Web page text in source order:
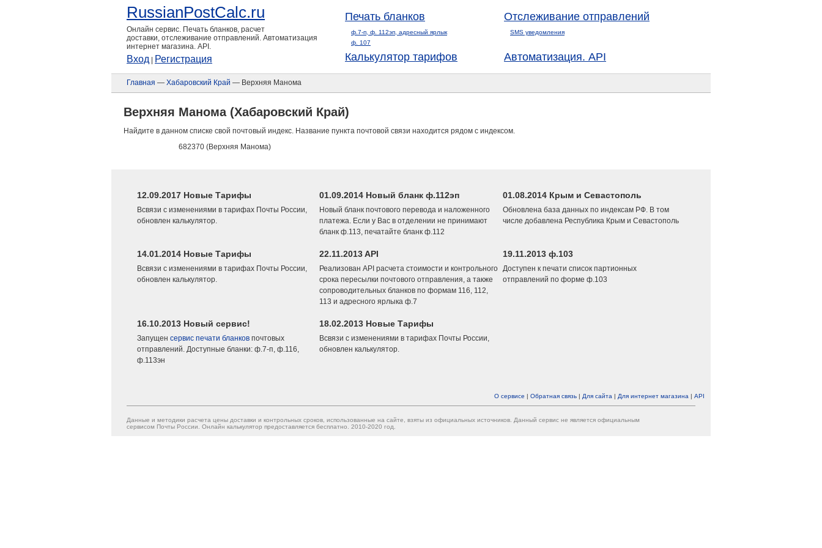
RussianPostCalc.ru
Онлайн сервис. Печать бланков, расчет
доставки, отслеживание отправлений. Автоматизация
интернет магазина. API.
Вход Регистрация
Печать бланков
ф.7-п, ф. 112эп, адресный ярлык
ф. 107
Отслеживание отправлений
SMS уведомления
Калькулятор тарифов Автоматизация. API
Главная — Хабаровский Край — Верхняя Манома
Верхняя Манома (Хабаровский Край)
Найдите в данном списке свой почтовый индекс. Название пункта почтовой связи находится рядом с индексом.
682370 (Верхняя Манома)
12.09.2017 Новые Тарифы
Всвязи с изменениями в тарифах Почты России,
обновлен калькулятор.
01.09.2014 Новый бланк ф.112эп
Новый бланк почтового перевода и наложенного
платежа. Если у Вас в отделении не принимают
бланк ф.113, печатайте бланк ф.112
01.08.2014 Крым и Севастополь
Обновлена база данных по индексам РФ. В том
числе добавлена Республика Крым и Севастополь
14.01.2014 Новые Тарифы
Всвязи с изменениями в тарифах Почты России,
обновлен калькулятор.
22.11.2013 API
Реализован API расчета стоимости и контрольного
срока пересылки почтового отправления, а также
сопроводительных бланков по формам 116, 112,
113 и адресного ярлыка ф.7
19.11.2013 ф.103
Доступен к печати список партионных
отправлений по форме ф.103
16.10.2013 Новый сервис!
Запущен сервис печати бланков почтовых
отправлений. Доступные бланки: ф.7-п, ф.116,
ф.113эн
18.02.2013 Новые Тарифы
Всвязи с изменениями в тарифах Почты России,
обновлен калькулятор.
О сервисе | Обратная связь | Для сайта | Для интернет магазина | API
Данные и методики расчета цены доставки и контрольных сроков, использованные на сайте, взяты из официальных источников. Данный сервис не является официальным
сервисом Почты России. Онлайн калькулятор предоставляется бесплатно. 2010-2020 год.